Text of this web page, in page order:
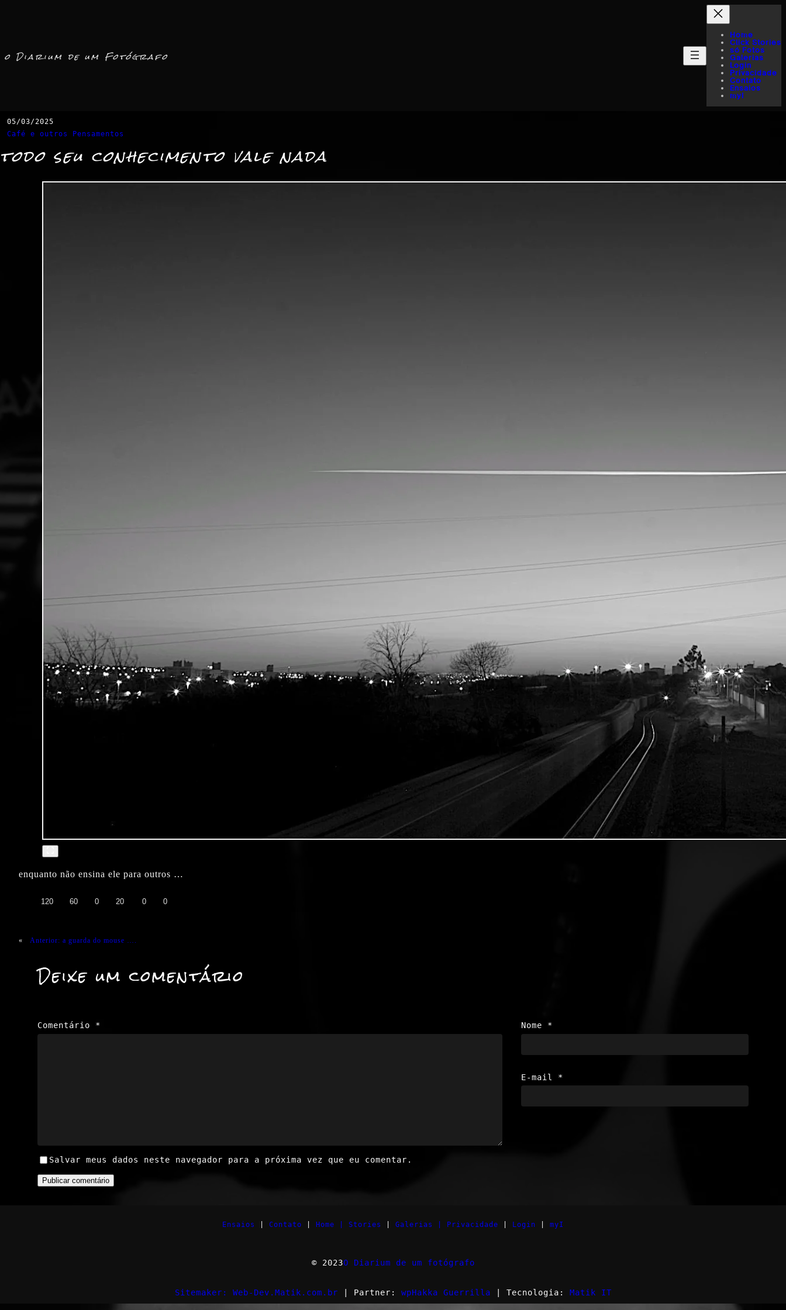
o Diarium de um Fotógrafo
Home
Click Stories
só Fotos
Galerias
Login
Privacidade
Contato
Ensaios
myI
05/03/2025
Café e outros Pensamentos
todo seu conhecimento vale nada
enquanto não ensina ele para outros …
120 60 0 20 0 0
« Anterior: a guarda do mouse ….
Deixe um comentário
Comentário * Nome *
E-mail *
Salvar meus dados neste navegador para a próxima vez que eu comentar.
Ensaios Contato Home | Stories Galerias | Privacidade Login myI
© 2023O Diarium de um fotógrafo
Sitemaker: Web-Dev.Matik.com.br | Partner: wpHakka Guerrilla | Tecnologia: Matik IT